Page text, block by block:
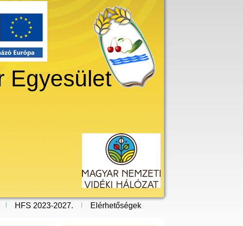
Egyesület
HFS 2023-2027. Elérhetőségek